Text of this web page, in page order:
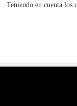
Teniendo en cuenta los